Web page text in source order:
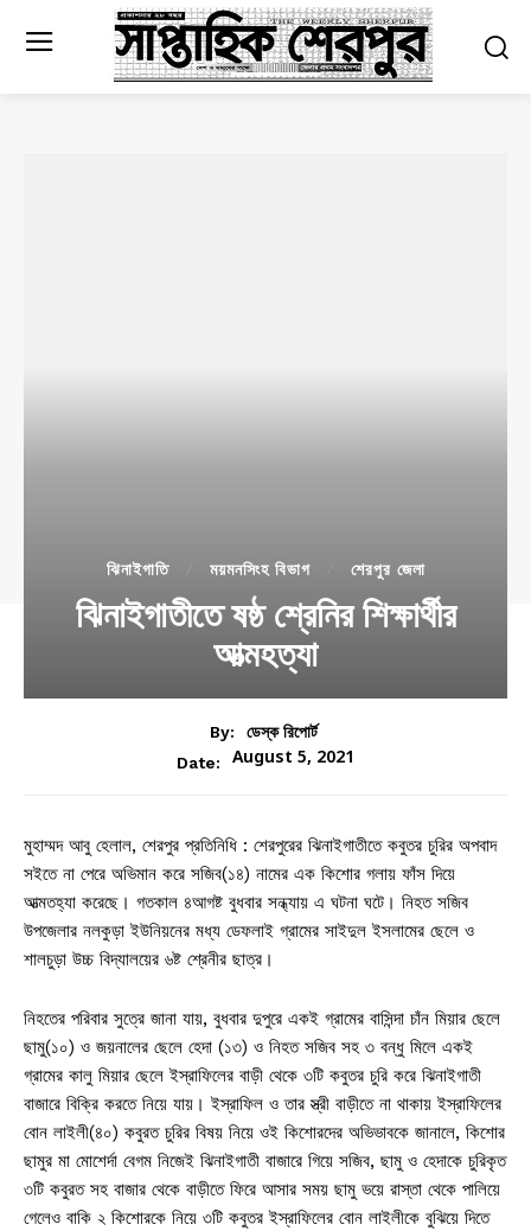
ঝিনাইগাতি ময়মনসিংহ বিভাগ শেরপুর জেলা
ঝিনাইগাতীতে ষষ্ঠ শ্রেনির শিক্ষার্থীর
আত্মহত্যা
By:
ডেস্ক রিপোর্ট
Date:
August 5, 2021
মুহাম্মদ আবু হেলাল, শেরপুর প্রতিনিধি : শেরপুরের ঝিনাইগাতীতে কবুতর চুরির অপবাদ
সইতে না পেরে অভিমান করে সজিব(১৪) নামের এক কিশোর গলায় ফাঁস দিয়ে
আত্মতহ্যা করেছে। গতকাল ৪আগষ্ট বুধবার সন্ধ্যায় এ ঘটনা ঘটে। নিহত সজিব
উপজেলার নলকুড়া ইউনিয়নের মধ্য ডেফলাই গ্রামের সাইদুল ইসলামের ছেলে ও
শালচুড়া উচ্চ বিদ্যালয়ের ৬ষ্ট শ্রেনীর ছাত্র।
নিহতের পরিবার সুত্রে জানা যায়, বুধবার দুপুরে একই গ্রামের বাসিন্দা চাঁন মিয়ার ছেলে
ছামু(১০) ও জয়নালের ছেলে হেদা (১৩) ও নিহত সজিব সহ ৩ বন্ধু মিলে একই
গ্রামের কালু মিয়ার ছেলে ইস্রাফিলের বাড়ী থেকে ৩টি কবুতর চুরি করে ঝিনাইগাতী
বাজারে বিক্রি করতে নিয়ে যায়। ইস্রাফিল ও তার স্ত্রী বাড়ীতে না থাকায় ইস্রাফিলের
বোন লাইলী(৪০) কবুরত চুরির বিষয় নিয়ে ওই কিশোরদের অভিভাবকে জানালে, কিশোর
ছামুর মা মোশের্দা বেগম নিজেই ঝিনাইগাতী বাজারে গিয়ে সজিব, ছামু ও হেদাকে চুরিকৃত
৩টি কবুরত সহ বাজার থেকে বাড়ীতে ফিরে আসার সময় ছামু ভয়ে রাস্তা থেকে পালিয়ে
গেলেও বাকি ২ কিশোরকে নিয়ে ৩টি কবুতর ইস্রাফিলের বোন লাইলীকে বুঝিয়ে দিতে